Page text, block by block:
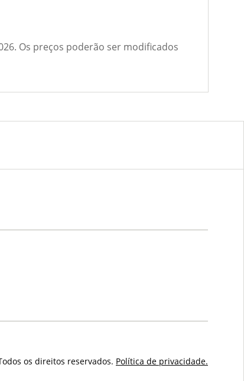
Os preços poderão ser modificados
os direitos reservados. Política de privacidade.